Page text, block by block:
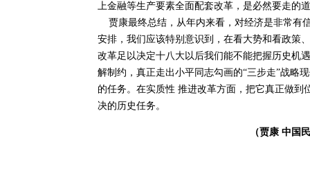
上金融等生产要素全面配套改革，是必然要走的
贾康最终总结，从年内来看，对经济是非常有
安排，我们应该特别意识到，在看大势和看政策
改革足以决定十八大以后我们能不能把握历史机
解制约，真正走出小平同志勾画的“三步走”战略
的任务。在实质性 推进改革方面，把它真正做
决的历史任务。
（贾康 中国